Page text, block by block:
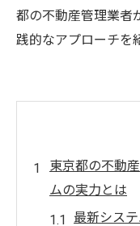
都の不動産管理業者
践的なアプローチを
東京都の不動
ムの実力とは
最新シス